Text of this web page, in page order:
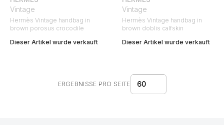
Vintage
Hermès Vintage handbag in
brown porosus crocodile
Dieser Artikel wurde verkauft
Vintage
Hermès Vintage handbag in
brown doblis calfskin
Dieser Artikel wurde verkauft
ERGEBNISSE PRO SEITE 60